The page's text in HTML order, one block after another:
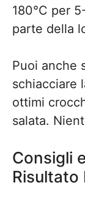
180°C per
parte della
Puoi anche
schiacciare
ottimi
salata.
Consigli